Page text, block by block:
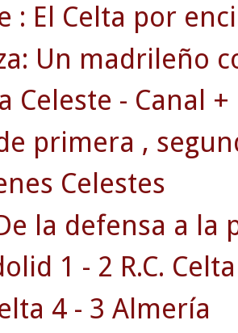
: El Celta por
Un madrileño
Celeste - Canal +
primera ,
Celestes
la defensa a la
1 - 2 R.C. Celta
4 - 3 Almería